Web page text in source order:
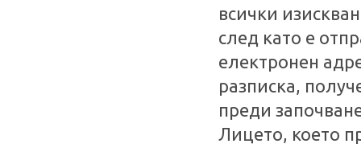
всички
след като е
електронен
разписка,
преди
Лицето, което